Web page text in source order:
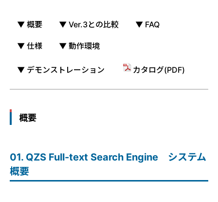
ドの追加ができます。
ムや業務に特化した開発が、QZSだけで実
データベース・フィールドの完全一致、前
方一致、中間一致、Number型（数値、日
XORでの演算によりマージや絞り込みがで
▼ 概要 ▼ Ver.3との比較 ▼ FAQ
▼ 仕様 ▼ 動作環境
▼ デモンストレーション カタログ(PDF)
概要
01. QZS Full-text Search Engine システム
概要